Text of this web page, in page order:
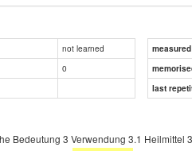
not learned
0
last
Bedeutung 3 Verwendung 3.1